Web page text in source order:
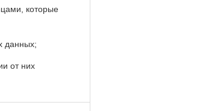
которые
данных;
от них